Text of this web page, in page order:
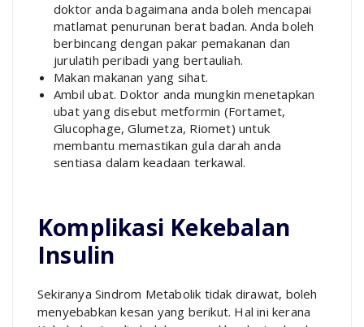
doktor anda bagaimana anda boleh mencapai
matlamat penurunan berat badan. Anda boleh
berbincang dengan pakar pemakanan dan
jurulatih peribadi yang bertauliah.
Makan makanan yang sihat.
Ambil ubat. Doktor anda mungkin menetapkan
ubat yang disebut metformin (Fortamet,
Glucophage, Glumetza, Riomet) untuk
membantu memastikan gula darah anda
sentiasa dalam keadaan terkawal.
Komplikasi Kekebalan
Insulin
Sekiranya Sindrom Metabolik tidak dirawat, boleh
menyebabkan kesan yang berikut. Hal ini kerana